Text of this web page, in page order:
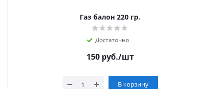
Газ балон 220 гр.
Достаточно
150руб./шт
В корзину